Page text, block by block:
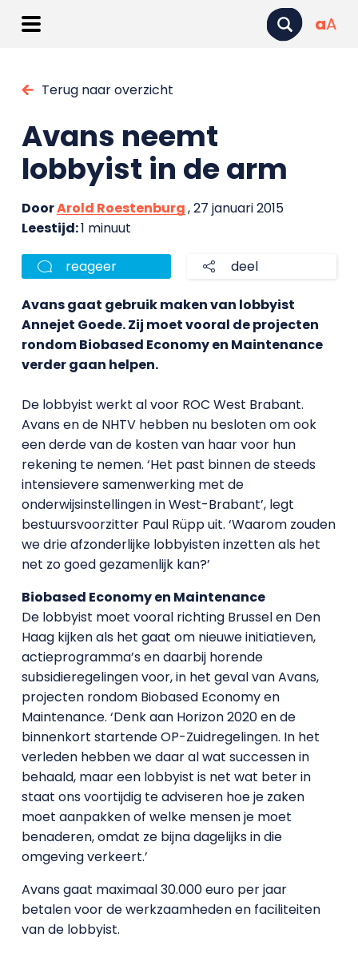
aA
Terug naar overzicht
Avans neemt
lobbyist in de arm
DoorArold Roestenburg, 27 januari 2015
Leestijd:1 minuut
reageer deel
Avans gaat gebruik maken van lobbyist
Annejet Goede. Zij moet vooral de projecten
rondom Biobased Economy en Maintenance
verder gaan helpen.
De lobbyist werkt al voor ROC West Brabant.
Avans en de NHTV hebben nu besloten om ook
een derde van de kosten van haar voor hun
rekening te nemen. ‘Het past binnen de steeds
intensievere samenwerking met de
onderwijsinstellingen in West-Brabant’, legt
bestuursvoorzitter Paul Rüpp uit. ‘Waarom zouden
we drie afzonderlijke lobbyisten inzetten als het
net zo goed gezamenlijk kan?’
Biobased Economy en Maintenance
De lobbyist moet vooral richting Brussel en Den
Haag kijken als het gaat om nieuwe initiatieven,
actieprogramma’s en daarbij horende
subsidieregelingen voor, in het geval van Avans,
projecten rondom Biobased Economy en
Maintenance. ‘Denk aan Horizon 2020 en de
binnenkort startende OP-Zuidregelingen. In het
verleden hebben we daar al wat successen in
behaald, maar een lobbyist is net wat beter in
staat ons voortijdig te adviseren hoe je zaken
moet aanpakken of welke mensen je moet
benaderen, omdat ze bijna dagelijks in die
omgeving verkeert.’
Avans gaat maximaal 30.000 euro per jaar
betalen voor de werkzaamheden en faciliteiten
van de lobbyist.